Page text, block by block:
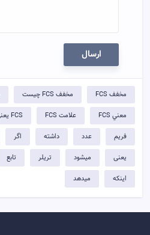
ارسال
مخفف FCS مخفف FCS چيست
معني FCS علامت FCS FCS يعني
فریم عدد داشته اگر
یعنی میشود تریلر تابع
اینکه میدهد